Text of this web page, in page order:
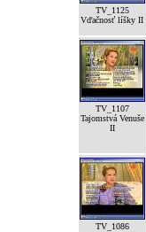
TV_1125
Vďačnosť líšky II
TV_1107
Tajomstvá Venuše
II
TV_1086